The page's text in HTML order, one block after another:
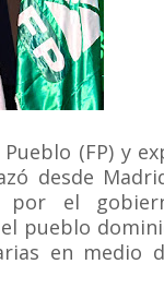
(FP) y
desde
por el
pueblo
en medio